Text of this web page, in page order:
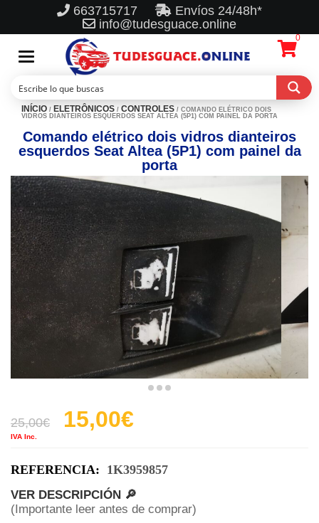
663715717
Envíos 24/48h*
info@tudesguace.online
Toggle
navigation
0
INÍCIO / ELETRÔNICOS / CONTROLES / COMANDO ELÉTRICO DOIS
VIDROS DIANTEIROS ESQUERDOS SEAT ALTEA (5P1) COM PAINEL DA PORTA
Comando elétrico dois vidros dianteiros
esquerdos Seat Altea (5P1) com painel da
porta
25,00€ 15,00€
IVA Inc.
REFERENCIA: 1K3959857
VER DESCRIPCIÓN 🔎
(Importante leer antes de comprar)